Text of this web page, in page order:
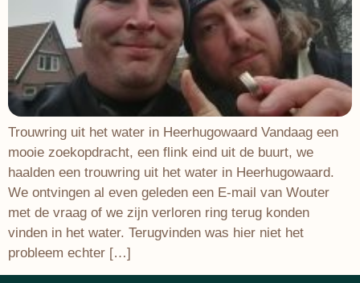
Trouwring uit het water in Heerhugowaard Vandaag een
mooie zoekopdracht, een flink eind uit de buurt, we
haalden een trouwring uit het water in Heerhugowaard.
We ontvingen al even geleden een E-mail van Wouter
met de vraag of we zijn verloren ring terug konden
vinden in het water. Terugvinden was hier niet het
probleem echter […]